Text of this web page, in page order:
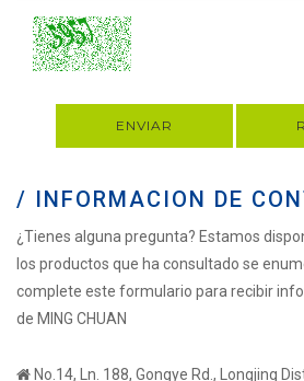
ENVIAR
/ INFORMACION DE
¿Tienes alguna pregunta? Estamos
los productos que ha consultado se
complete este formulario para recibir
de MING CHUAN
No.14, Ln. 188, Gongye Rd., Longjing